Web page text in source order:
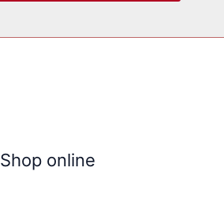
Shop online